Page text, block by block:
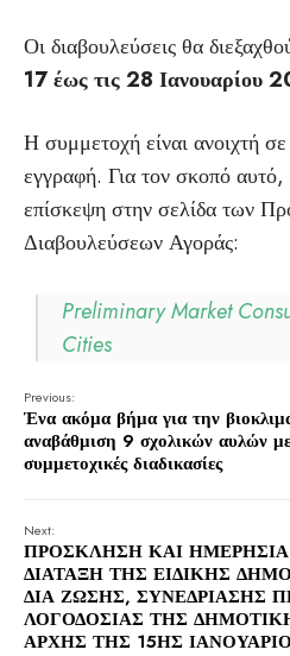
Οι διαβουλεύσεις θα
17 έως τις 28 Ιανουαρίου
Η συμμετοχή είναι ανοιχτή
εγγραφή. Για τον σκοπό αυτό,
επίσκεψη στην σελίδα των
Διαβουλεύσεων Αγοράς:
Preliminary Market
Cities
Previous:
Ένα ακόμα βήμα για την
αναβάθμιση 9 σχολικών αυλών με
συμμετοχικές διαδικασίες
Next:
ΠΡΟΣΚΛΗΣΗ ΚΑΙ ΗΜΕΡΗΣΙΑ
ΔΙΑΤΑΞΗ ΤΗΣ ΕΙΔΙΚΗΣ
ΔΙΑ ΖΩΣΗΣ, ΣΥΝΕΔΡΙΑΣΗΣ
ΛΟΓΟΔΟΣΙΑΣ ΤΗΣ
ΑΡΧΗΣ ΤΗΣ 15ΗΣ